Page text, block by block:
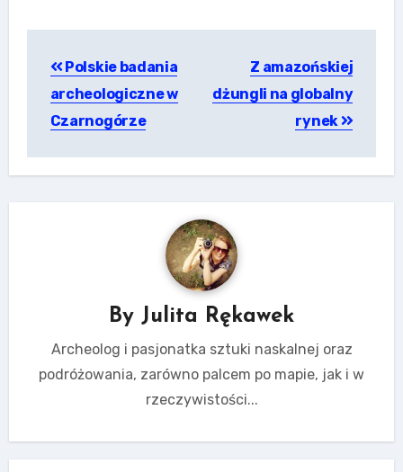
wpisu
Polskie badania
archeologiczne w
Czarnogórze
Z amazońskiej
dżungli na globalny
rynek
By Julita Rękawek
Archeolog i pasjonatka sztuki naskalnej oraz
podróżowania, zarówno palcem po mapie, jak i w
rzeczywistości...